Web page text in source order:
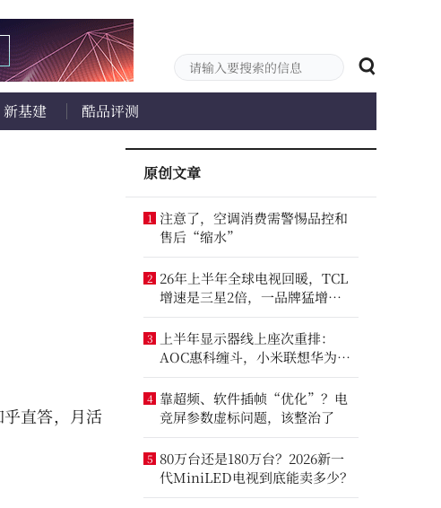
新基建 酷品评测
直答，月活
原创文章
1 注意了，空调消费需警惕品控和
售后“缩水”
2 26年上半年全球电视回暖，TCL
增速是三星2倍，一品牌猛增
14.8%
3
上半年显示器线上座次重排：
AOC惠科缠斗，小米联想华为进
前八
4 靠超频、软件插帧“优化”？电
竞屏参数虚标问题，该整治了
5 80万台还是180万台？2026新一
代MiniLED电视到底能卖多少？